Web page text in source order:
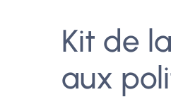
Kit de
aux